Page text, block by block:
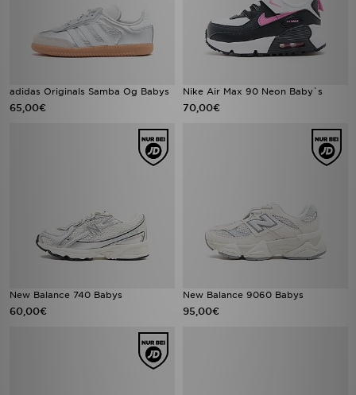
adidas Originals Samba Og Babys
65,00€
Nike Air Max 90 Neon Baby`s
70,00€
New Balance 740 Babys
60,00€
New Balance 9060 Babys
95,00€